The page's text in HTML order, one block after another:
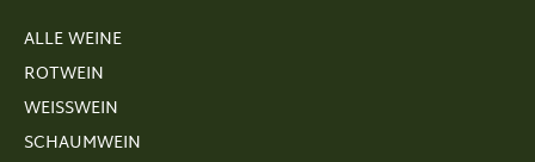
ALLE WEINE
ROTWEIN
WEISSWEIN
SCHAUMWEIN